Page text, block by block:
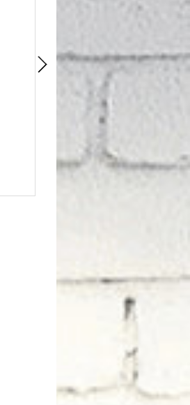
Трос стальной 4мм
SCF04A "Kroks"
138 ₸
Подробнее